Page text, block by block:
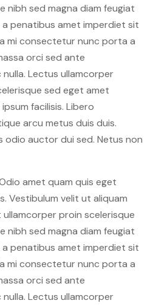
nibh sed magna diam feugiat
penatibus amet imperdiet sit
mi consectetur nunc porta a
orci sed ante
Lectus ullamcorper
sed eget amet
facilisis. Libero
arcu metus duis duis.
odio auctor dui sed. Netus non
amet quam quis eget
Vestibulum velit ut aliquam
proin scelerisque
nibh sed magna diam feugiat
penatibus amet imperdiet sit
mi consectetur nunc porta a
orci sed ante
Lectus ullamcorper